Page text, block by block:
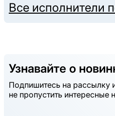
Все исполнители
Узнавайте о
Подпишитесь на рассылку
не пропустить интересные